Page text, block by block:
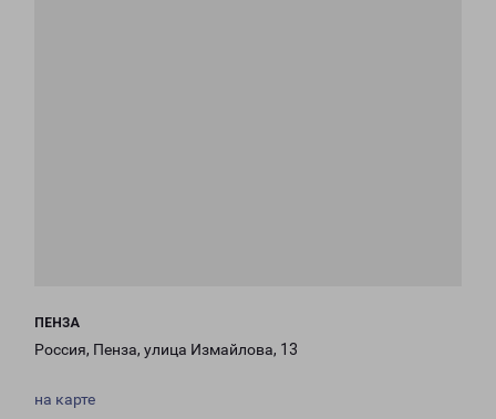
ПЕНЗА
Россия, Пенза, улица Измайлова, 13
на карте